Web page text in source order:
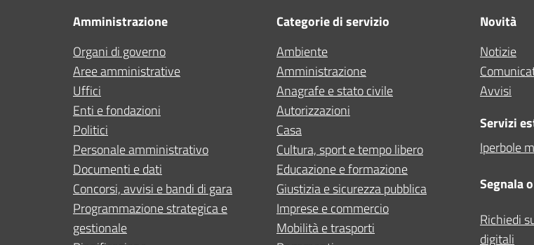
Amministrazione
Organi di governo
Aree amministrative
Uffici
Enti e fondazioni
Politici
Personale amministrativo
Documenti e dati
Concorsi, avvisi e bandi di gara
Programmazione strategica e
gestionale
Categorie di servizio
Ambiente
Amministrazione
Anagrafe e stato civile
Autorizzazioni
Casa
Cultura, sport e tempo libero
Educazione e formazione
Giustizia e sicurezza pubblica
Imprese e commercio
Mobilità e trasporti
Novità
Notizie
Avvisi
Servizi
Iperbole
Segnala
Richiedi
digitali